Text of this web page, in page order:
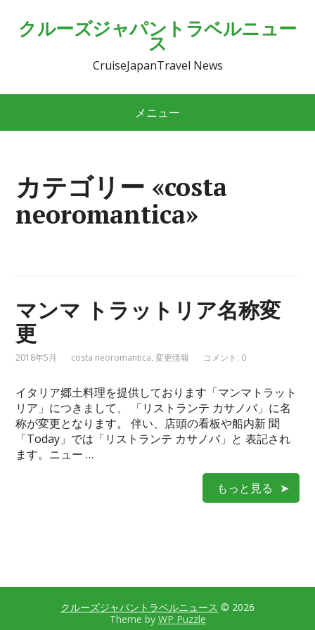
クルーズジャパントラベルニュー
ス
CruiseJapanTravel News
メニュー
カテゴリー «costa
neoromantica»
マンマ トラットリア名称変
更
2018年5月 costa neoromantica,変更情報 コメント: 0
イタリア郷土料理を提供しております「マンマトラット
リア」につきまして、 「リストランテ カサノバ」に名
称が変更となります。 伴い、店頭の看板や船内新 聞
「Today」では「リストランテ カサノバ」と 表記され
ます。ニュー …
もっと見る
クルーズジャパントラベルニュース © 2026
Theme by WP Puzzle